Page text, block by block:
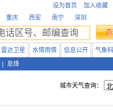
设为首页 加入收藏
重庆 西安 南宁 深圳
雷达卫星 水情雨情 信息公开 气象
息烽
城市天气查询：